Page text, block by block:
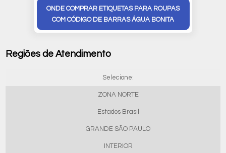
ONDE COMPRAR ETIQUETAS PARA ROUPAS
COM CÓDIGO DE BARRAS ÁGUA BONITA
Regiões de Atendimento
Selecione:
ZONA NORTE
Estados Brasil
GRANDE SÃO PAULO
INTERIOR